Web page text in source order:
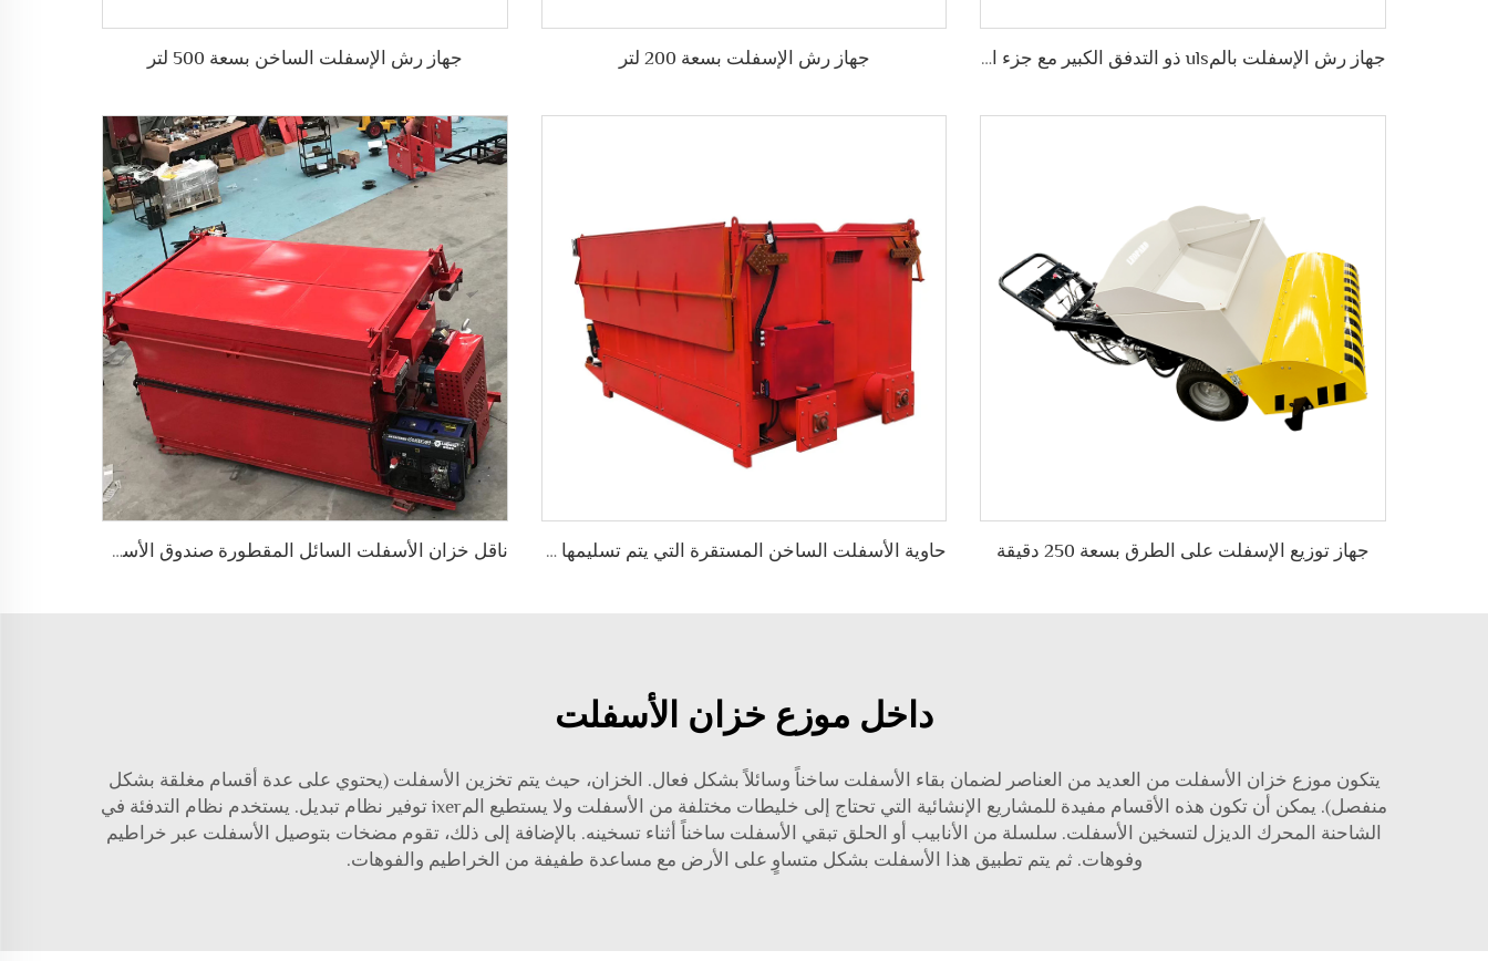
جهاز رش الإسفلت بالمuls ذو التدفق الكبير مع جزء التسخين، طراز 330 جهاز رش الإسفلت بسعة 200 لتر جهاز رش الإسفلت الساخن بسعة 500 لتر
جهاز توزيع الإسفلت على الطرق بسعة 250 دقيقة حاوية الأسفلت الساخن المستقرة التي يتم تسليمها من مصنع الأسفلت ناقل خزان الأسفلت السائل المقطورة صندوق الأسفلت الساخن لحاوية البيتومين
داخل موزع خزان الأسفلت
يتكون موزع خزان الأسفلت من العديد من العناصر لضمان بقاء الأسفلت ساخناً وسائلاً بشكل فعال. الخزان، حيث يتم تخزين الأسفلت (يحتوي على عدة أقسام مغلقة بشكل
منفصل). يمكن أن تكون هذه الأقسام مفيدة للمشاريع الإنشائية التي تحتاج إلى خليطات مختلفة من الأسفلت ولا يستطيع المixer توفير نظام تبديل. يستخدم نظام التدفئة في
الشاحنة المحرك الديزل لتسخين الأسفلت. سلسلة من الأنابيب أو الحلق تبقي الأسفلت ساخناً أثناء تسخينه. بالإضافة إلى ذلك، تقوم مضخات بتوصيل الأسفلت عبر خراطيم
وفوهات. ثم يتم تطبيق هذا الأسفلت بشكل متساوٍ على الأرض مع مساعدة طفيفة من الخراطيم والفوهات.